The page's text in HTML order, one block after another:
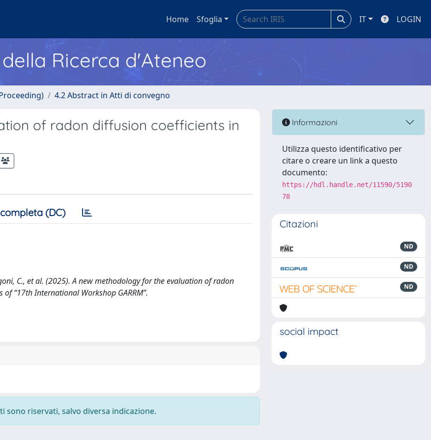
Home Sfoglia IT LOGIN
Ricerca d'Ateneo
4.2 Abstract in Atti di convegno
of radon diffusion coefficients in
(DC)
C., et al. (2025). A new methodology for the evaluation of radon
“17th International Workshop GARRM”.
riservati, salvo diversa indicazione.
Informazioni
Utilizza questo identificativo per
citare o creare un link a questo
documento:
https://hdl.handle.net/11590/5190
78
Citazioni
ND
ND
ND
social impact